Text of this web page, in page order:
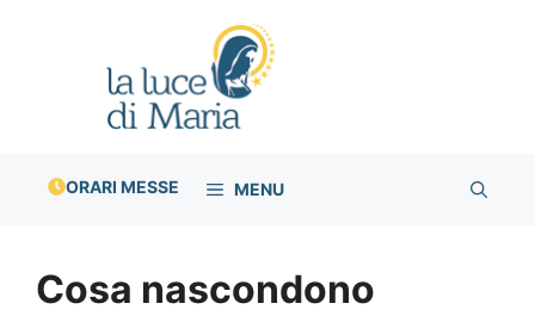
ORARI MESSE MENU
Cosa nascondono